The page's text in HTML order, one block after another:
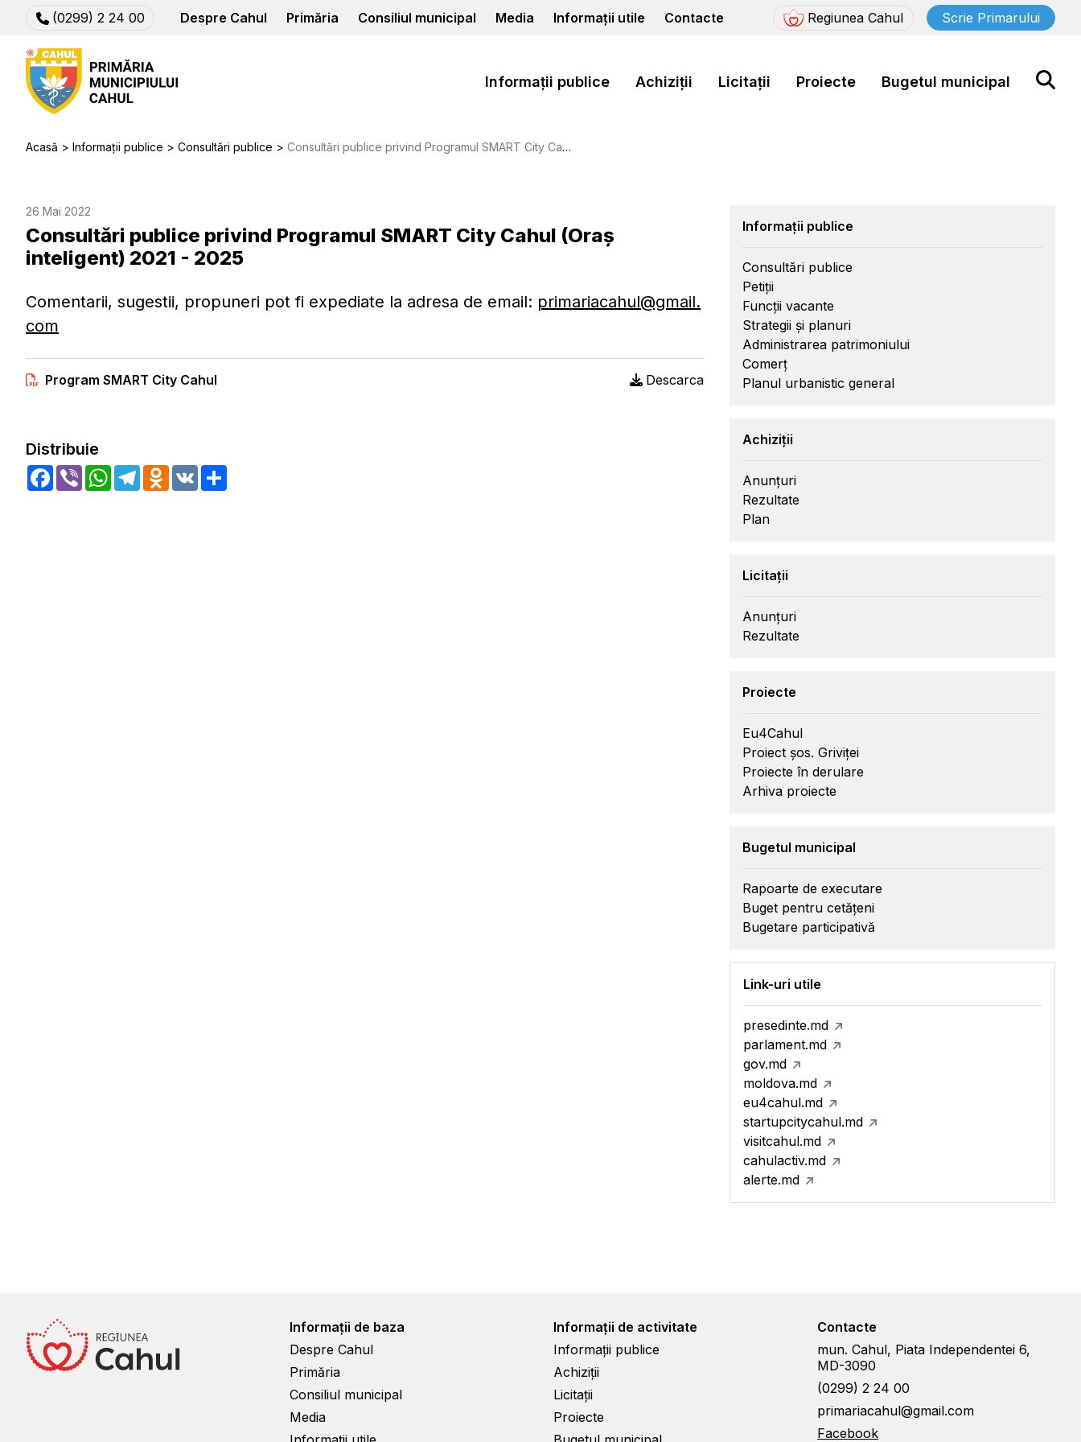
(0299) 2 24 00 Despre Cahul Primăria Consiliul municipal Media Informații utile Contacte Regiunea Cahul Scrie Primarului
Informații publice Achiziții Licitații Proiecte Bugetul municipal
Acasă Informații publice Consultări publice Consultări publice privind Programul SMART City Cahul (Oraș inteligent) 2021 - 2025
26 Mai 2022
Consultări publice privind Programul SMART City Cahul (Oraș
inteligent) 2021 - 2025
Comentarii, sugestii, propuneri pot fi expediate la adresa de email: primariacahul@gmail.
com
Program SMART City Cahul Descarca
Distribuie
Facebook
Viber WhatsApp
TelegramOdnoklassniki
VK
Informații publice
Consultări publice
Petiții
Funcții vacante
Strategii și planuri
Administrarea patrimoniului
Comerț
Planul urbanistic general
Achiziții
Anunțuri
Rezultate
Plan
Licitații
Anunțuri
Rezultate
Proiecte
Eu4Cahul
Proiect șos. Griviței
Proiecte în derulare
Arhiva proiecte
Bugetul municipal
Rapoarte de executare
Buget pentru cetățeni
Bugetare participativă
Link-uri utile
presedinte.md
parlament.md
gov.md
moldova.md
eu4cahul.md
startupcitycahul.md
visitcahul.md
cahulactiv.md
alerte.md
Informații de baza
Despre Cahul
Primăria
Consiliul municipal
Media
Informații de activitate
Informații publice
Achiziții
Licitații
Proiecte
Contacte
mun. Cahul, Piata Independentei 6,
MD-3090
(0299) 2 24 00
primariacahul@gmail.com
Facebook